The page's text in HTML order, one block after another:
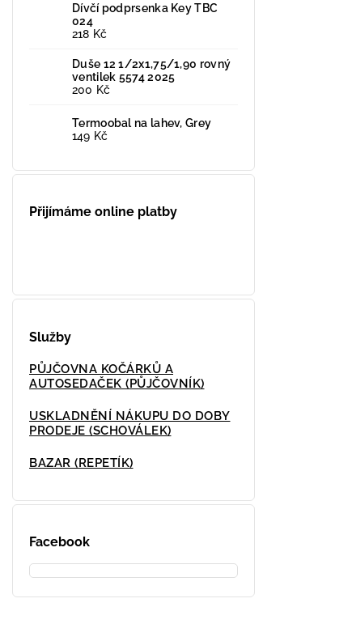
Dívčí podprsenka Key TBC
024
218 Kč
Duše 12 1/2x1,75/1,90 rovný
ventilek 5574 2025
200 Kč
Termoobal na lahev, Grey
149 Kč
Přijímáme online platby
Služby
PŮJČOVNA KOČÁRKŮ A
AUTOSEDAČEK (PŮJČOVNÍK)
USKLADNĚNÍ NÁKUPU DO DOBY
PRODEJE (SCHOVÁLEK)
BAZAR (REPETÍK)
Facebook